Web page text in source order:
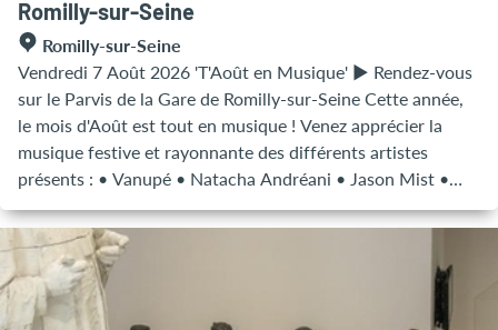
Romilly-sur-Seine
Romilly-sur-Seine
Vendredi 7 Août 2026 'T'Août en Musique' ► Rendez-vous
sur le Parvis de la Gare de Romilly-sur-Seine Cette année,
le mois d'Août est tout en musique ! Venez apprécier la
musique festive et rayonnante des différents artistes
présents : • Vanupé • Natacha Andréani • Jason Mist •
Tous les vendredis d'Août Prochaines dates : 14, 21 et 28 !